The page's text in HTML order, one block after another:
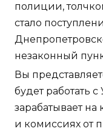
полиции,
стало
незаконный
Вы
будет работать
зарабатывает на
и комиссиях от